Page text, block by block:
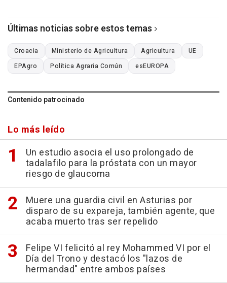
Últimas noticias sobre estos temas
Croacia Ministerio de Agricultura Agricultura
UE
EPAgro
Política Agraria Común esEUROPA
Contenido patrocinado
Lo más leído
Un estudio asocia el uso prolongado de
tadalafilo para la próstata con un mayor
riesgo de glaucoma
Muere una guardia civil en Asturias por
disparo de su expareja, también agente, que
acaba muerto tras ser repelido
Felipe VI felicitó al rey Mohammed VI por el
Día del Trono y destacó los "lazos de
hermandad" entre ambos países